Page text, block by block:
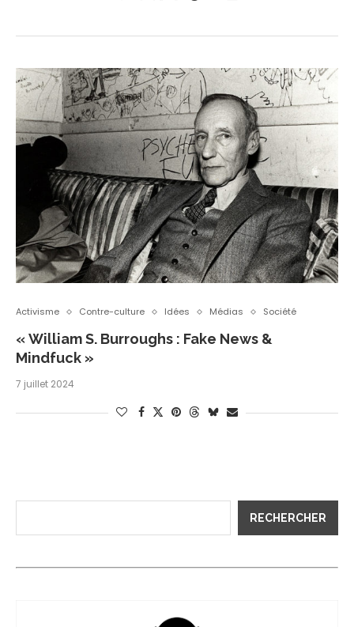
Activisme Contre-culture Idées Médias Société
« William S. Burroughs : Fake News &
Mindfuck »
7 juillet 2024
RECHERCHER